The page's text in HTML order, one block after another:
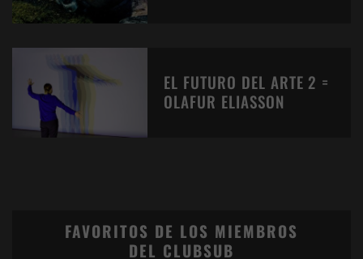
EL FUTURO DEL ARTE 2 =
OLAFUR ELIASSON
FAVORITOS DE LOS MIEMBROS
DEL CLUBSUB